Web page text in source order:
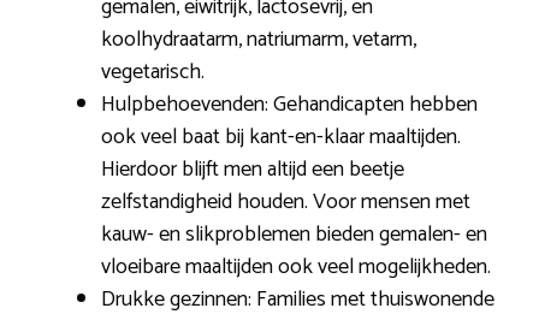
koolhydraatarm, natriumarm, vetarm,
vegetarisch.
Hulpbehoevenden: Gehandicapten hebben
ook veel baat bij kant-en-klaar maaltijden.
Hierdoor blijft men altijd een beetje
zelfstandigheid houden. Voor mensen met
kauw- en slikproblemen bieden gemalen- en
vloeibare maaltijden ook veel mogelijkheden.
Drukke gezinnen: Families met thuiswonende